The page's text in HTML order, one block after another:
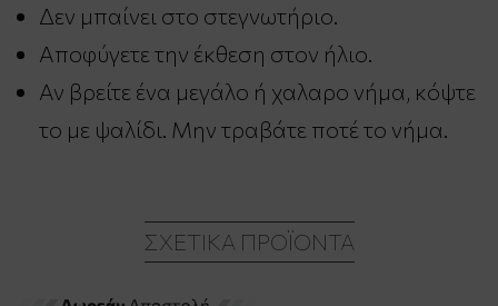
Δεν μπαίνει στο στεγνωτήριο.
Αποφύγετε την έκθεση στον ήλιο.
Αν βρείτε ένα μεγάλο ή χαλαρο νήμα, κόψτε
το με ψαλίδι. Μην τραβάτε ποτέ το νήμα.
ΣΧΕΤΙΚΆ ΠΡΟΪΌΝΤΑ